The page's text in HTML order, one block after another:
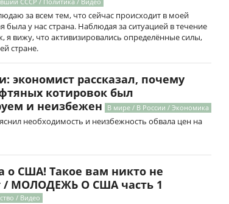
за всем тем, что сейчас происходит в моей
была у нас страна. Наблюдая за ситуацией в течение
я вижу, что активизировались определённые силы,
стране.
экономист рассказал, почему
котировок был
и неизбежен
В мире / В России / Экономика
необходимость и неизбежность обвала цен на
о США! Такое вам никто не
/ МОЛОДЕЖЬ О США часть 1
/ Видео